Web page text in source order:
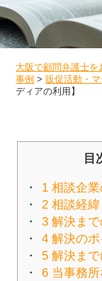
大阪で顧問弁護士
事例 >販促活動・
ディアの利用】
目
1相談企業
2相談経緯
3解決まで
4解決のポ
5解決まで
6当事務所